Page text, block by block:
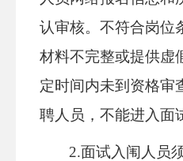
认审核。不符合岗位
材料不完整或提供虚
定时间内未到资格审
聘人员，不能进入面
2.面试入闱人员